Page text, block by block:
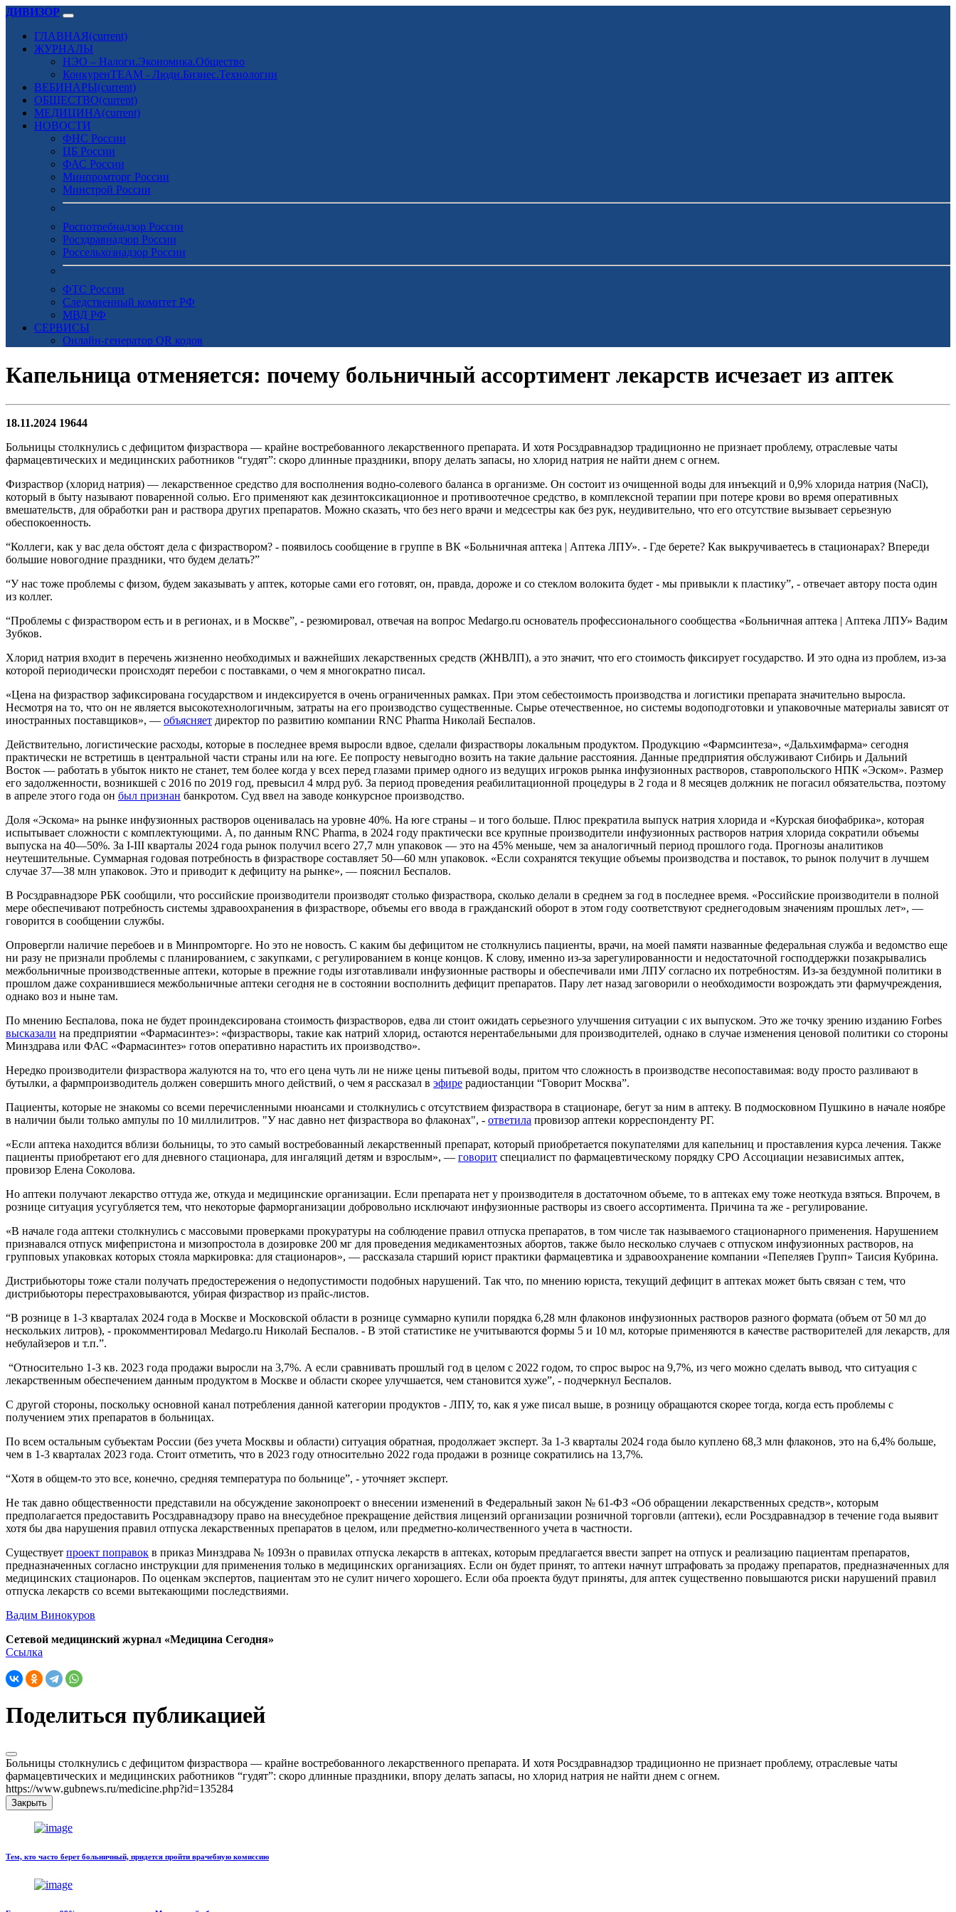
ДИВИЗОР
ГЛАВНАЯ(current)
ЖУРНАЛЫ
НЭО – Налоги.Экономика.Общество
КонкуренTEAM - Люди.Бизнес.Технологии
ВЕБИНАРЫ(current)
ОБЩЕСТВО(current)
МЕДИЦИНА(current)
НОВОСТИ
ФНС России
ЦБ России
ФАС России
Минпромторг России
Минстрой России
Роспотребнадзор России
Росздравнадзор России
Россельхознадзор России
ФТС России
Следственный комитет РФ
МВД РФ
СЕРВИСЫ
Онлайн-генератор QR кодов
Капельница отменяется: почему больничный ассортимент лекарств исчезает из аптек
18.11.2024 19644
Больницы столкнулись с дефицитом физраствора — крайне востребованного лекарственного препарата. И хотя Росздравнадзор традиционно не признает проблему, отраслевые чаты
фармацевтических и медицинских работников “гудят”: скоро длинные праздники, впору делать запасы, но хлорид натрия не найти днем с огнем.
Физраствор (хлорид натрия) — лекарственное средство для восполнения водно-солевого баланса в организме. Он состоит из очищенной воды для инъекций и 0,9% хлорида натрия (NaCl),
который в быту называют поваренной солью. Его применяют как дезинтоксикационное и противоотечное средство, в комплексной терапии при потере крови во время оперативных
вмешательств, для обработки ран и раствора других препаратов. Можно сказать, что без него врачи и медсестры как без рук, неудивительно, что его отсутствие вызывает серьезную
обеспокоенность.
“Коллеги, как у вас дела обстоят дела с физраствором? - появилось сообщение в группе в ВК «Больничная аптека | Аптека ЛПУ». - Где берете? Как выкручиваетесь в стационарах? Впереди
большие новогодние праздники, что будем делать?”
“У нас тоже проблемы с физом, будем заказывать у аптек, которые сами его готовят, он, правда, дороже и со стеклом волокита будет - мы привыкли к пластику”, - отвечает автору поста один
из коллег.
“Проблемы с физраствором есть и в регионах, и в Москве”, - резюмировал, отвечая на вопрос Medargo.ru основатель профессионального сообщества «Больничная аптека | Аптека ЛПУ» Вадим
Зубков.
Хлорид натрия входит в перечень жизненно необходимых и важнейших лекарственных средств (ЖНВЛП), а это значит, что его стоимость фиксирует государство. И это одна из проблем, из-за
которой периодически происходят перебои с поставками, о чем я многократно писал.
«Цена на физраствор зафиксирована государством и индексируется в очень ограниченных рамках. При этом себестоимость производства и логистики препарата значительно выросла.
Несмотря на то, что он не является высокотехнологичным, затраты на его производство существенные. Сырье отечественное, но системы водоподготовки и упаковочные материалы зависят от
иностранных поставщиков», — объясняет директор по развитию компании RNC Pharma Николай Беспалов.
Действительно, логистические расходы, которые в последнее время выросли вдвое, сделали физрастворы локальным продуктом. Продукцию «Фармсинтеза», «Дальхимфарма» сегодня
практически не встретишь в центральной части страны или на юге. Ее попросту невыгодно возить на такие дальние расстояния. Данные предприятия обслуживают Сибирь и Дальний
Восток — работать в убыток никто не станет, тем более когда у всех перед глазами пример одного из ведущих игроков рынка инфузионных растворов, ставропольского НПК «Эском». Размер
его задолженности, возникшей с 2016 по 2019 год, превысил 4 млрд руб. За период проведения реабилитационной процедуры в 2 года и 8 месяцев должник не погасил обязательства, поэтому
в апреле этого года он был признан банкротом. Суд ввел на заводе конкурсное производство.
Доля «Эскома» на рынке инфузионных растворов оценивалась на уровне 40%. На юге страны – и того больше. Плюс прекратила выпуск натрия хлорида и «Курская биофабрика», которая
испытывает сложности с комплектующими. А, по данным RNC Pharma, в 2024 году практически все крупные производители инфузионных растворов натрия хлорида сократили объемы
выпуска на 40—50%. За I-III кварталы 2024 года рынок получил всего 27,7 млн упаковок — это на 45% меньше, чем за аналогичный период прошлого года. Прогнозы аналитиков
неутешительные. Суммарная годовая потребность в физрастворе составляет 50—60 млн упаковок. «Если сохранятся текущие объемы производства и поставок, то рынок получит в лучшем
случае 37—38 млн упаковок. Это и приводит к дефициту на рынке», — пояснил Беспалов.
В Росздравнадзоре РБК сообщили, что российские производители производят столько физраствора, сколько делали в среднем за год в последнее время. «Российские производители в полной
мере обеспечивают потребность системы здравоохранения в физрастворе, объемы его ввода в гражданский оборот в этом году соответствуют среднегодовым значениям прошлых лет», —
говорится в сообщении службы.
Опровергли наличие перебоев и в Минпромторге. Но это не новость. С каким бы дефицитом не столкнулись пациенты, врачи, на моей памяти названные федеральная служба и ведомство еще
ни разу не признали проблемы с планированием, с закупками, с регулированием в конце концов. К слову, именно из-за зарегулированности и недостаточной господдержки позакрывались
межбольничные производственные аптеки, которые в прежние годы изготавливали инфузионные растворы и обеспечивали ими ЛПУ согласно их потребностям. Из-за бездумной политики в
прошлом даже сохранившиеся межбольничные аптеки сегодня не в состоянии восполнить дефицит препаратов. Пару лет назад заговорили о необходимости возрождать эти фармучреждения,
однако воз и ныне там.
По мнению Беспалова, пока не будет проиндексирована стоимость физрастворов, едва ли стоит ожидать серьезного улучшения ситуации с их выпуском. Это же точку зрению изданию Forbes
высказали на предприятии «Фармасинтез»: «физрастворы, такие как натрий хлорид, остаются нерентабельными для производителей, однако в случае изменения ценовой политики со стороны
Минздрава или ФАС «Фармасинтез» готов оперативно нарастить их производство».
Нередко производители физраствора жалуются на то, что его цена чуть ли не ниже цены питьевой воды, притом что сложность в производстве несопоставимая: воду просто разливают в
бутылки, а фармпроизводитель должен совершить много действий, о чем я рассказал в эфире радиостанции “Говорит Москва”.
Пациенты, которые не знакомы со всеми перечисленными нюансами и столкнулись с отсутствием физраствора в стационаре, бегут за ним в аптеку. В подмосковном Пушкино в начале ноябре
в наличии были только ампулы по 10 миллилитров. "У нас давно нет физраствора во флаконах", - ответила провизор аптеки корреспонденту РГ.
«Если аптека находится вблизи больницы, то это самый востребованный лекарственный препарат, который приобретается покупателями для капельниц и проставления курса лечения. Также
пациенты приобретают его для дневного стационара, для ингаляций детям и взрослым», — говорит специалист по фармацевтическому порядку СРО Ассоциации независимых аптек,
провизор Елена Соколова.
Но аптеки получают лекарство оттуда же, откуда и медицинские организации. Если препарата нет у производителя в достаточном объеме, то в аптеках ему тоже неоткуда взяться. Впрочем, в
рознице ситуация усугубляется тем, что некоторые фарморганизации добровольно исключают инфузионные растворы из своего ассортимента. Причина та же - регулирование.
«В начале года аптеки столкнулись с массовыми проверками прокуратуры на соблюдение правил отпуска препаратов, в том числе так называемого стационарного применения. Нарушением
признавался отпуск мифепристона и мизопростола в дозировке 200 мг для проведения медикаментозных абортов, также было несколько случаев с отпуском инфузионных растворов, на
групповых упаковках которых стояла маркировка: для стационаров», — рассказала старший юрист практики фармацевтика и здравоохранение компании «Пепеляев Групп» Таисия Кубрина.
Дистрибьюторы тоже стали получать предостережения о недопустимости подобных нарушений. Так что, по мнению юриста, текущий дефицит в аптеках может быть связан с тем, что
дистрибьюторы перестраховываются, убирая физраствор из прайс-листов.
“В рознице в 1-3 кварталах 2024 года в Москве и Московской области в рознице суммарно купили порядка 6,28 млн флаконов инфузионных растворов разного формата (объем от 50 мл до
нескольких литров), - прокомментировал Medargo.ru Николай Беспалов. - В этой статистике не учитываются формы 5 и 10 мл, которые применяются в качестве растворителей для лекарств, для
небулайзеров и т.п.”.
“Относительно 1-3 кв. 2023 года продажи выросли на 3,7%. А если сравнивать прошлый год в целом с 2022 годом, то спрос вырос на 9,7%, из чего можно сделать вывод, что ситуация с
лекарственным обеспечением данным продуктом в Москве и области скорее улучшается, чем становится хуже”, - подчеркнул Беспалов.
С другой стороны, поскольку основной канал потребления данной категории продуктов - ЛПУ, то, как я уже писал выше, в розницу обращаются скорее тогда, когда есть проблемы с
получением этих препаратов в больницах.
По всем остальным субъектам России (без учета Москвы и области) ситуация обратная, продолжает эксперт. За 1-3 кварталы 2024 года было куплено 68,3 млн флаконов, это на 6,4% больше,
чем в 1-3 кварталах 2023 года. Стоит отметить, что в 2023 году относительно 2022 года продажи в рознице сократились на 13,7%.
“Хотя в общем-то это все, конечно, средняя температура по больнице”, - уточняет эксперт.
Не так давно общественности представили на обсуждение законопроект о внесении изменений в Федеральный закон № 61-ФЗ «Об обращении лекарственных средств», которым
предполагается предоставить Росздравнадзору право на внесудебное прекращение действия лицензий организации розничной торговли (аптеки), если Росздравнадзор в течение года выявит
хотя бы два нарушения правил отпуска лекарственных препаратов в целом, или предметно-количественного учета в частности.
Существует проект поправок в приказ Минздрава № 1093н о правилах отпуска лекарств в аптеках, которым предлагается ввести запрет на отпуск и реализацию пациентам препаратов,
предназначенных согласно инструкции для применения только в медицинских организациях. Если он будет принят, то аптеки начнут штрафовать за продажу препаратов, предназначенных для
медицинских стационаров. По оценкам экспертов, пациентам это не сулит ничего хорошего. Если оба проекта будут приняты, для аптек существенно повышаются риски нарушений правил
отпуска лекарств со всеми вытекающими последствиями.
Вадим Винокуров
Сетевой медицинский журнал «Медицина Сегодня»
Ссылка
Поделиться публикацией
Больницы столкнулись с дефицитом физраствора — крайне востребованного лекарственного препарата. И хотя Росздравнадзор традиционно не признает проблему, отраслевые чаты
фармацевтических и медицинских работников “гудят”: скоро длинные праздники, впору делать запасы, но хлорид натрия не найти днем с огнем.
https://www.gubnews.ru/medicine.php?id=135284
Закрыть
Тем, кто часто берет больничный, придется пройти врачебную комиссию